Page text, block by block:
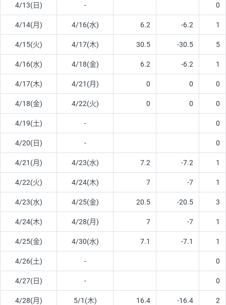
4/13(日) - 0
4/14(月) 4/16(水) 6.2 -6.2 1
4/15(火) 4/17(木) 30.5 -30.5 5
4/16(水) 4/18(金) 6.2 -6.2 1
4/17(木) 4/21(月) 0 0 0
4/18(金) 4/22(火) 0 0 0
4/19(土) - 0
4/20(日) - 0
4/21(月) 4/23(水) 7.2 -7.2 1
4/22(火) 4/24(木) 7 -7 1
4/23(水) 4/25(金) 20.5 -20.5 3
4/24(木) 4/28(月) 7 -7 1
4/25(金) 4/30(水) 7.1 -7.1 1
4/26(土) - 0
4/27(日) - 0
4/28(月) 5/1(木) 16.4 -16.4 2